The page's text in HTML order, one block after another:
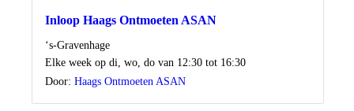
Inloop Haags Ontmoeten ASAN
Locatie
‘s-Gravenhage
Wanneer
Elke week op di, wo, do van 12:30 tot 16:30
Door: Haags Ontmoeten ASAN